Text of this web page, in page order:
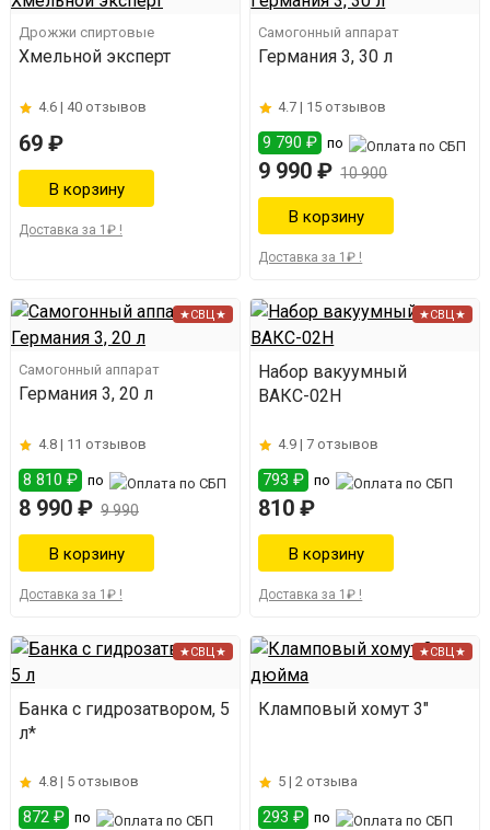
Дрожжи спиртовые
Хмельной эксперт
4.6 | 40 отзывов
69 ₽
Доставка за 1₽ !
Самогонный аппарат
Германия 3, 30 л
4.7 | 15 отзывов
9 790 ₽ по
9 990 ₽ 10 900
Доставка за 1₽ !
★СВЦ★
Самогонный аппарат
Германия 3, 20 л
4.8 | 11 отзывов
8 810 ₽ по
8 990 ₽ 9 990
Доставка за 1₽ !
★СВЦ★
Набор вакуумный
ВАКС-02Н
4.9 |7 отзывов
793 ₽ по
810 ₽
Доставка за 1₽ !
★СВЦ★
Банка с гидрозатвором, 5
л*
4.8 | 5 отзывов
872 ₽ по
★СВЦ★
Кламповый хомут 3"
5 |2 отзыва
293 ₽ по